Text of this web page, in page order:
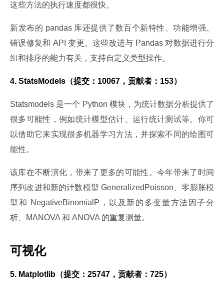
这些方法的执行速度都很快。
新发布的 pandas 库还提供了数百个新特性、功能增强、
错误修复和 API 变更。这些改进与 Pandas 对数据进行分
组和排序的能力有关，支持自定义类型操作。
4. StatsModels（提交：10067，贡献者：153）
Statsmodels 是一个 Python 模块，为统计数据分析提供了
很多可能性，例如统计模型估计、运行统计测试等。你可
以借助它来实现很多机器学习方法，并探索不同的绘图可
能性。
该库在不断演化，带来了更多的可能性。今年带来了时间
序列改进和新的计数模型 GeneralizedPoisson、零膨胀模
型和 NegativeBinomialP，以及新的多变量方法因子分
析、MANOVA 和 ANOVA 的重复测量。
可视化
5. Matplotlib（提交：25747，贡献者：725）